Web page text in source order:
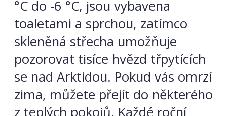
°C do -6 °C, jsou vybavena
toaletami a sprchou, zatímco
skleněná střecha umožňuje
pozorovat tisíce hvězd třpytících
se nad Arktidou. Pokud vás omrzí
zima, můžete přejít do některého
z teplých pokojů. Každé roční